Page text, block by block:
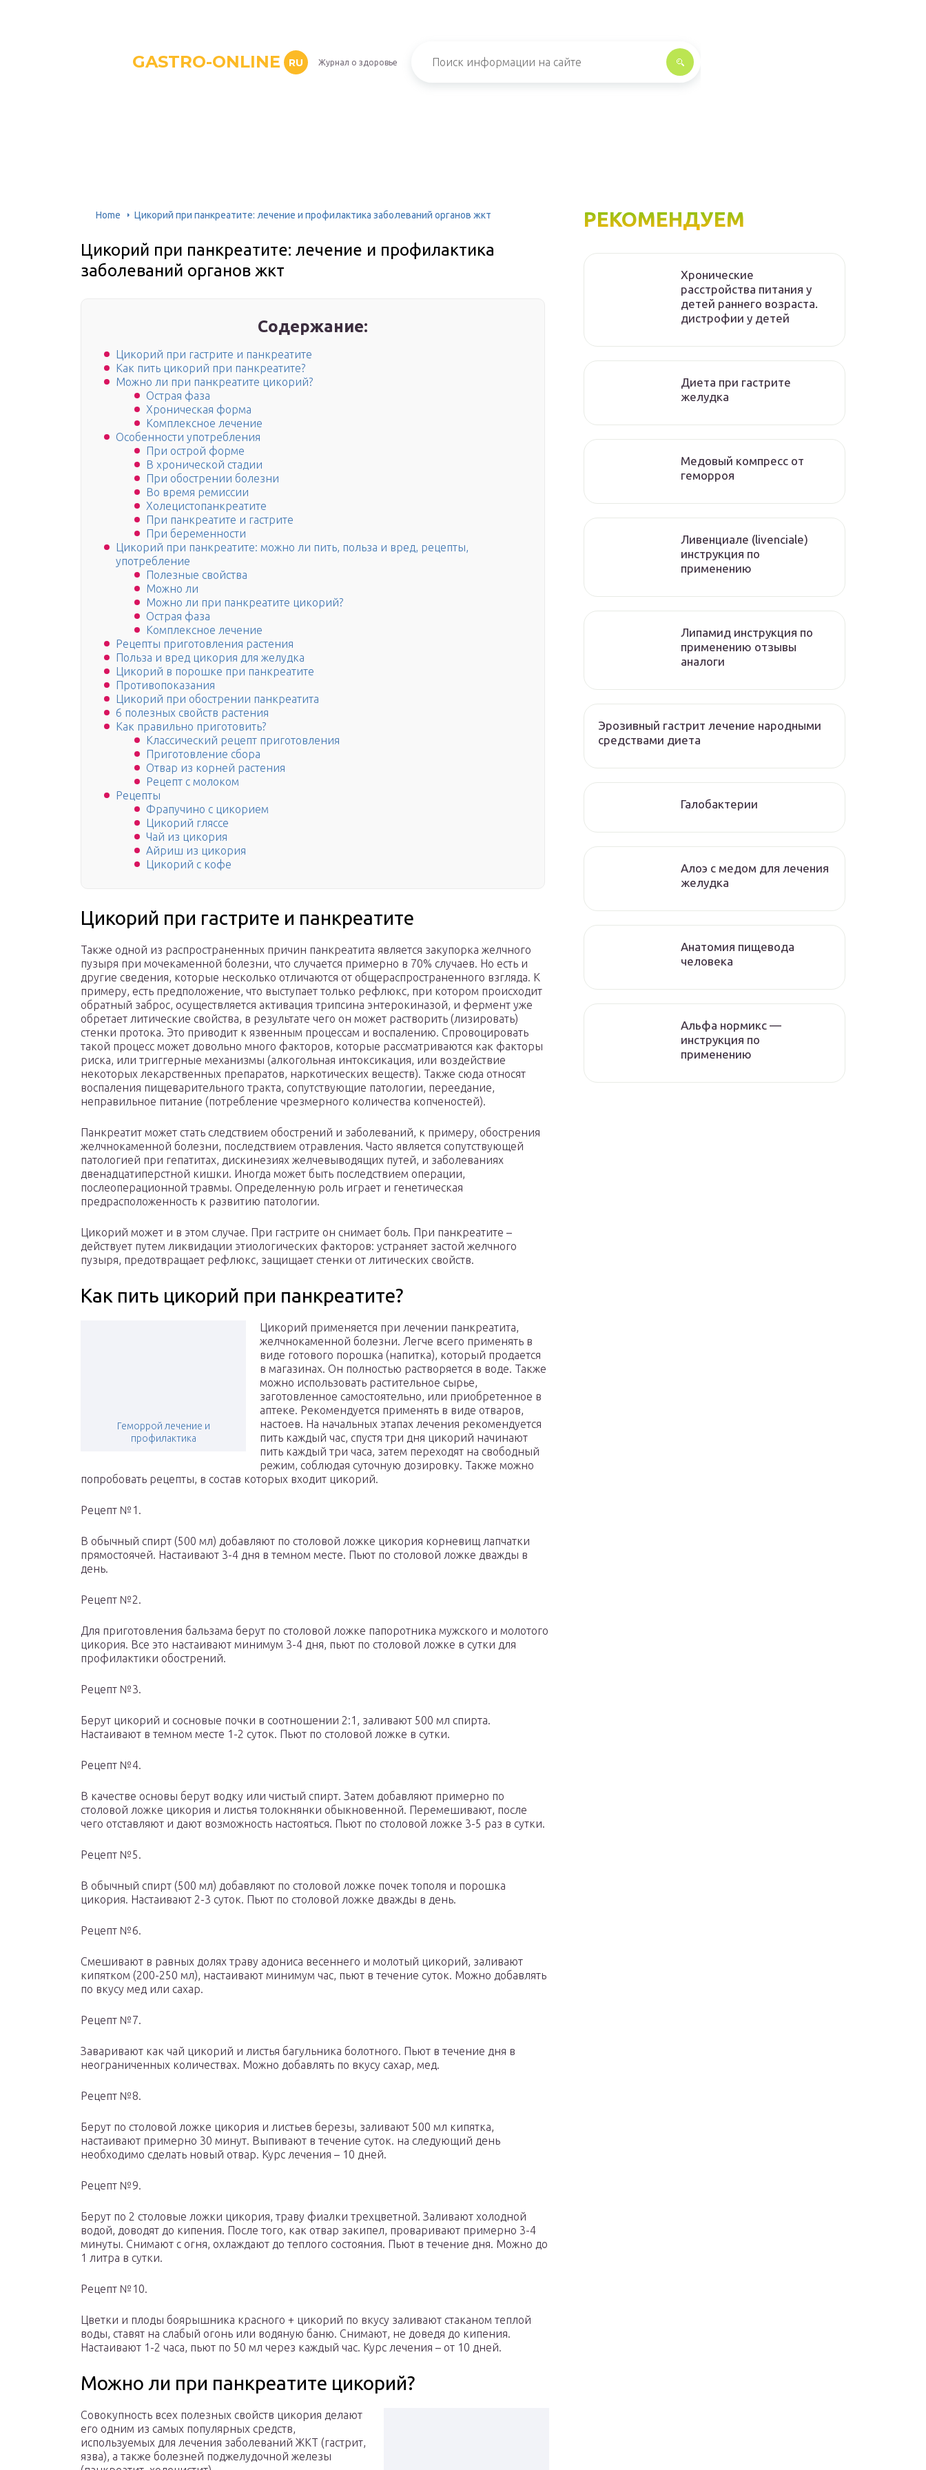
GASTRO-ONLINE RU Журнал о здоровье
Home Цикорий при панкреатите: лечение и профилактика заболеваний органов жкт
Цикорий при панкреатите: лечение и профилактика
заболеваний органов жкт
Содержание:
Цикорий при гастрите и панкреатите
Как пить цикорий при панкреатите?
Можно ли при панкреатите цикорий?
Острая фаза
Хроническая форма
Комплексное лечение
Особенности употребления
При острой форме
В хронической стадии
При обострении болезни
Во время ремиссии
Холецистопанкреатите
При панкреатите и гастрите
При беременности
Цикорий при панкреатите: можно ли пить, польза и вред, рецепты,
употребление
Полезные свойства
Можно ли
Можно ли при панкреатите цикорий?
Острая фаза
Комплексное лечение
Рецепты приготовления растения
Польза и вред цикория для желудка
Цикорий в порошке при панкреатите
Противопоказания
Цикорий при обострении панкреатита
6 полезных свойств растения
Как правильно приготовить?
Классический рецепт приготовления
Приготовление сбора
Отвар из корней растения
Рецепт с молоком
Рецепты
Фрапучино с цикорием
Цикорий гляссе
Чай из цикория
Айриш из цикория
Цикорий с кофе
Цикорий при гастрите и панкреатите
Также одной из распространенных причин панкреатита является закупорка желчного
пузыря при мочекаменной болезни, что случается примерно в 70% случаев. Но есть и
другие сведения, которые несколько отличаются от общераспространенного взгляда. К
примеру, есть предположение, что выступает только рефлюкс, при котором происходит
обратный заброс, осуществляется активация трипсина энтерокиназой, и фермент уже
обретает литические свойства, в результате чего он может растворить (лизировать)
стенки протока. Это приводит к язвенным процессам и воспалению. Спровоцировать
такой процесс может довольно много факторов, которые рассматриваются как факторы
риска, или триггерные механизмы (алкогольная интоксикация, или воздействие
некоторых лекарственных препаратов, наркотических веществ). Также сюда относят
воспаления пищеварительного тракта, сопутствующие патологии, переедание,
неправильное питание (потребление чрезмерного количества копченостей).
Панкреатит может стать следствием обострений и заболеваний, к примеру, обострения
желчнокаменной болезни, последствием отравления. Часто является сопутствующей
патологией при гепатитах, дискинезиях желчевыводящих путей, и заболеваниях
двенадцатиперстной кишки. Иногда может быть последствием операции,
послеоперационной травмы. Определенную роль играет и генетическая
предрасположенность к развитию патологии.
Цикорий может и в этом случае. При гастрите он снимает боль. При панкреатите –
действует путем ликвидации этиологических факторов: устраняет застой желчного
пузыря, предотвращает рефлюкс, защищает стенки от литических свойств.
Как пить цикорий при панкреатите?
Геморрой лечение и
профилактика
Цикорий применяется при лечении панкреатита,
желчнокаменной болезни. Легче всего применять в
виде готового порошка (напитка), который продается
в магазинах. Он полностью растворяется в воде. Также
можно использовать растительное сырье,
заготовленное самостоятельно, или приобретенное в
аптеке. Рекомендуется применять в виде отваров,
настоев. На начальных этапах лечения рекомендуется
пить каждый час, спустя три дня цикорий начинают
пить каждый три часа, затем переходят на свободный
режим, соблюдая суточную дозировку. Также можно
попробовать рецепты, в состав которых входит цикорий.
Рецепт №1.
В обычный спирт (500 мл) добавляют по столовой ложке цикория корневищ лапчатки
прямостоячей. Настаивают 3-4 дня в темном месте. Пьют по столовой ложке дважды в
день.
Рецепт №2.
Для приготовления бальзама берут по столовой ложке папоротника мужского и молотого
цикория. Все это настаивают минимум 3-4 дня, пьют по столовой ложке в сутки для
профилактики обострений.
Рецепт №3.
Берут цикорий и сосновые почки в соотношении 2:1, заливают 500 мл спирта.
Настаивают в темном месте 1-2 суток. Пьют по столовой ложке в сутки.
Рецепт №4.
В качестве основы берут водку или чистый спирт. Затем добавляют примерно по
столовой ложке цикория и листья толокнянки обыкновенной. Перемешивают, после
чего отставляют и дают возможность настояться. Пьют по столовой ложке 3-5 раз в сутки.
Рецепт №5.
В обычный спирт (500 мл) добавляют по столовой ложке почек тополя и порошка
цикория. Настаивают 2-3 суток. Пьют по столовой ложке дважды в день.
Рецепт №6.
Смешивают в равных долях траву адониса весеннего и молотый цикорий, заливают
кипятком (200-250 мл), настаивают минимум час, пьют в течение суток. Можно добавлять
по вкусу мед или сахар.
Рецепт №7.
Заваривают как чай цикорий и листья багульника болотного. Пьют в течение дня в
неограниченных количествах. Можно добавлять по вкусу сахар, мед.
Рецепт №8.
Берут по столовой ложке цикория и листьев березы, заливают 500 мл кипятка,
настаивают примерно 30 минут. Выпивают в течение суток. на следующий день
необходимо сделать новый отвар. Курс лечения – 10 дней.
Рецепт №9.
Берут по 2 столовые ложки цикория, траву фиалки трехцветной. Заливают холодной
водой, доводят до кипения. После того, как отвар закипел, проваривают примерно 3-4
минуты. Снимают с огня, охлаждают до теплого состояния. Пьют в течение дня. Можно до
1 литра в сутки.
Рецепт №10.
Цветки и плоды боярышника красного + цикорий по вкусу заливают стаканом теплой
воды, ставят на слабый огонь или водяную баню. Снимают, не доведя до кипения.
Настаивают 1-2 часа, пьют по 50 мл через каждый час. Курс лечения – от 10 дней.
Можно ли при панкреатите цикорий?
Совокупность всех полезных свойств цикория делают
его одним из самых популярных средств,
используемых для лечения заболеваний ЖКТ (гастрит,
язва), а также болезней поджелудочной железы
РЕКОМЕНДУЕМ
Хронические
расстройства питания у
детей раннего возраста.
дистрофии у детей
Диета при гастрите
желудка
Медовый компресс от
геморроя
Ливенциале (livenciale)
инструкция по
применению
Липамид инструкция по
применению отзывы
аналоги
Эрозивный гастрит лечение народными
средствами диета
Галобактерии
Алоэ с медом для лечения
желудка
Анатомия пищевода
человека
Альфа нормикс —
инструкция по
применению